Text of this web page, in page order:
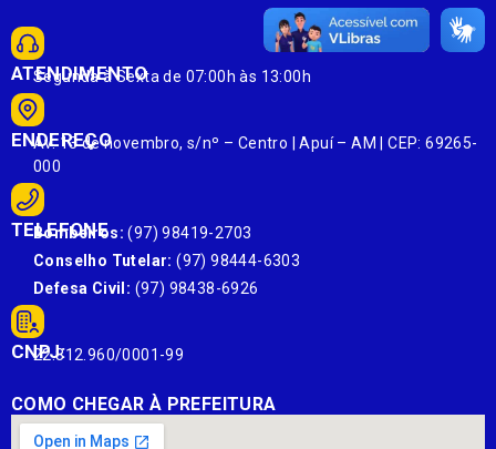
ATENDIMENTO
Segunda à Sexta de 07:00h às 13:00h
ENDEREÇO
Av. 13 de novembro, s/nº – Centro | Apuí – AM | CEP: 69265-
000
TELEFONE
Bombeiros: (97) 98419-2703
Conselho Tutelar: (97) 98444-6303
Defesa Civil: (97) 98438-6926
CNPJ:
22.812.960/0001-99
COMO CHEGAR À PREFEITURA